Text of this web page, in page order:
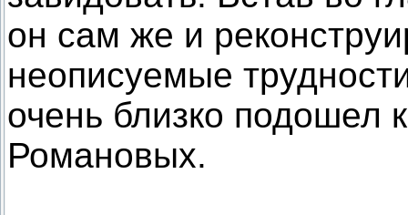
он сам же и
неописуемые
очень близко подошел
Романовых.